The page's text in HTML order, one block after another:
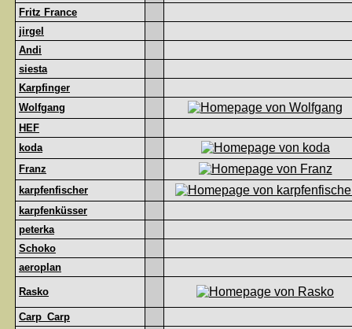
Fritz France
jirgel
Andi
siesta
Karpfinger
Wolfgang
HEF
koda
Franz
karpfenfischer
karpfenküsser
peterka
Schoko
aeroplan
Rasko
Carp_Carp